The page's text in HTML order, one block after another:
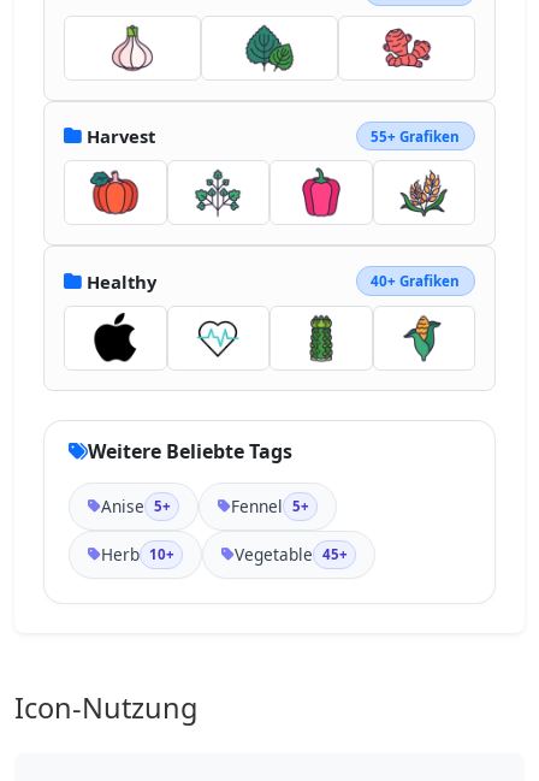
Harvest 55+ Grafiken
Healthy 40+ Grafiken
Weitere Beliebte Tags
Anise 5+ Fennel 5+
Herb 10+ Vegetable 45+
Icon-Nutzung